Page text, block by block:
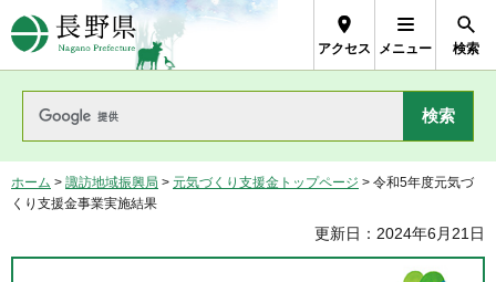
長野県Nagano Prefecture
アクセス メニュー 検索
ホーム > 諏訪地域振興局 > 元気づくり支援金トップページ > 令和5年度元気づ
くり支援金事業実施結果
更新日：2024年6月21日